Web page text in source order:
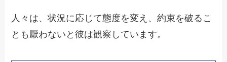
人々は、状況に応じて態度を変え、約束を破るこ
とも厭わないと彼は観察しています。